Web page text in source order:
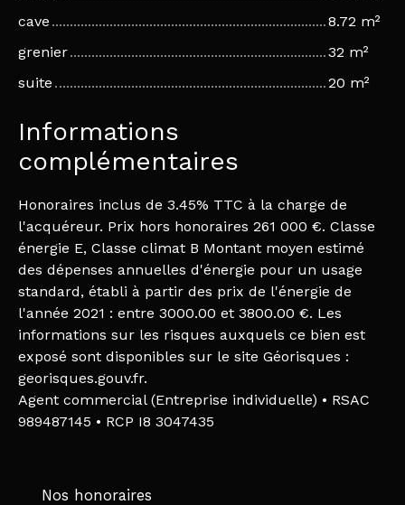
cave
8.72 m²
grenier
32 m²
suite
20 m²
Informations
complémentaires
Honoraires inclus de 3.45% TTC à la charge de
l'acquéreur. Prix hors honoraires 261 000 €. Classe
énergie E, Classe climat B Montant moyen estimé
des dépenses annuelles d'énergie pour un usage
standard, établi à partir des prix de l'énergie de
l'année 2021 : entre 3000.00 et 3800.00 €. Les
informations sur les risques auxquels ce bien est
exposé sont disponibles sur le site Géorisques :
georisques.gouv.fr.
Agent commercial (Entreprise individuelle) • RSAC
989487145 • RCP I8 3047435
Nos honoraires